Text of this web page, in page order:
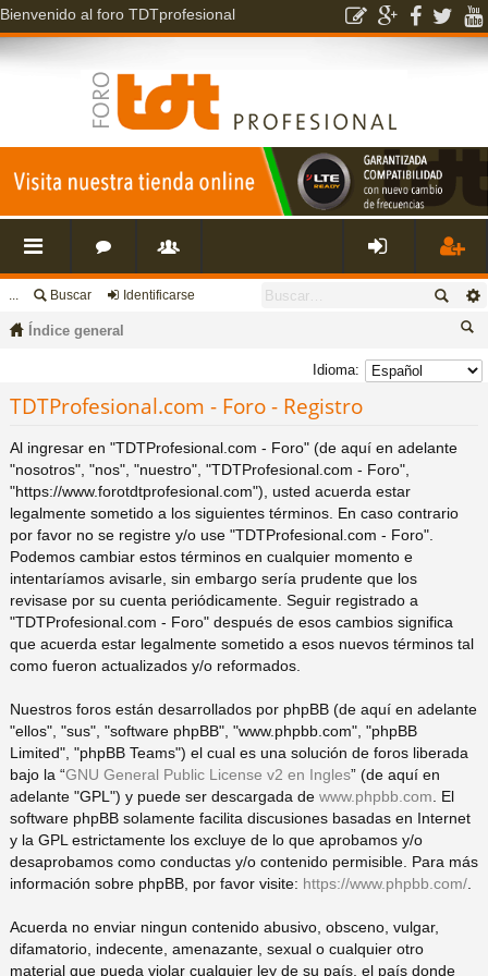
Bienvenido al foro TDTprofesional
nl
es
rá
pi
do
s
o
s
s
a
ri
o
nti
ar
se
eg
ist
e
... Buscar Identificarse
Índice general
us
Idioma:
TDTProfesional.com - Foro - Registro
Al ingresar en "TDTProfesional.com - Foro" (de aquí en adelante
"nosotros", "nos", "nuestro", "TDTProfesional.com - Foro",
"https://www.forotdtprofesional.com"), usted acuerda estar
legalmente sometido a los siguientes términos. En caso contrario
por favor no se registre y/o use "TDTProfesional.com - Foro".
Podemos cambiar estos términos en cualquier momento e
intentaríamos avisarle, sin embargo sería prudente que los
revisase por su cuenta periódicamente. Seguir registrado a
"TDTProfesional.com - Foro" después de esos cambios significa
que acuerda estar legalmente sometido a esos nuevos términos tal
como fueron actualizados y/o reformados.
Nuestros foros están desarrollados por phpBB (de aquí en adelante
"ellos", "sus", "software phpBB", "www.phpbb.com", "phpBB
Limited", "phpBB Teams") el cual es una solución de foros liberada
bajo la “GNU General Public License v2 en Ingles” (de aquí en
adelante "GPL") y puede ser descargada de www.phpbb.com . El
software phpBB solamente facilita discusiones basadas en Internet
y la GPL estrictamente los excluye de lo que aprobamos y/o
desaprobamos como conductas y/o contenido permisible. Para más
información sobre phpBB, por favor visite: https://www.phpbb.com/
Acuerda no enviar ningun contenido abusivo, obsceno, vulgar,
difamatorio, indecente, amenazante, sexual o cualquier otro
material que pueda violar cualquier ley de su país, el país donde